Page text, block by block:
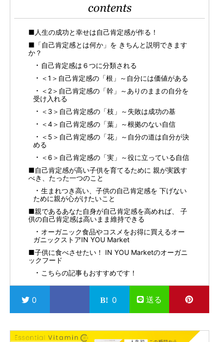
contents
■人生の成功と幸せは自己肯定感が作る！
■「自己肯定感とは何か」を きちんと説明できます
か？
自己肯定感は６つに分類される
＜1＞自己肯定感の「根」～自分には価値がある
＜2＞自己肯定感の「幹」～ありのままの自分を
受け入れる
＜3＞自己肯定感の「枝」～失敗は成功の基
＜4＞自己肯定感の「葉」～根拠のない自信
＜5＞自己肯定感の「花」～自分の道は自分が決
める
＜6＞自己肯定感の「実」～役に立っている自信
■自己肯定感が高い子供を育てるために 親が実践す
べき、たった一つのこと
生まれつき高い、子供の自己肯定感を 下げない
ために親が心がけたいこと
■親であるあなた自身が自己肯定感を高めれば、 子
供の自己肯定感は高いまま維持できる
オーガニック食品やコスメをお得に買えるオー
ガニックストアIN YOU Market
■子供に食べさせたい！ IN YOU Marketのオーガニ
ックフード
こちらの記事もおすすめです！
0 0 送る